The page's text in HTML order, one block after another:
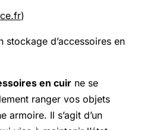
)
stockage d’accessoires en
en cuir ne se
ranger vos objets
armoire. Il s’agit d’un